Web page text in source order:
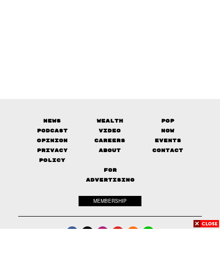
News Wealth
Pop
Podcast
Video
Now
Opinion
Careers
Events
Privacy
Policy
About Contact
FOR
ADVERTISING
MEMBERSHIP